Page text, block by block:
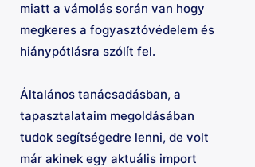
miatt a vámolás során van hogy
megkeres a fogyasztóvédelem és
hiánypótlásra szólít fel.
Általános tanácsadásban, a
tapasztalataim megoldásában
tudok segítségedre lenni, de volt
már akinek egy aktuális import